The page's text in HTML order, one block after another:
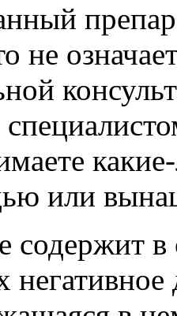
не
или
в